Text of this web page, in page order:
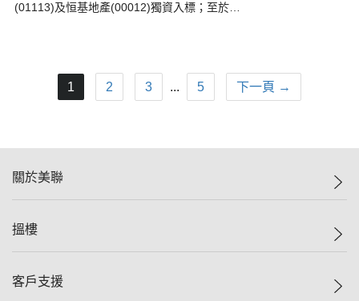
(01113)及恒基地產(00012)獨資入標；至於…
1 2 3 ... 5 下一頁 →
關於美聯
美聯集團
人才招募
搵樓
一手新盤
客戶支援